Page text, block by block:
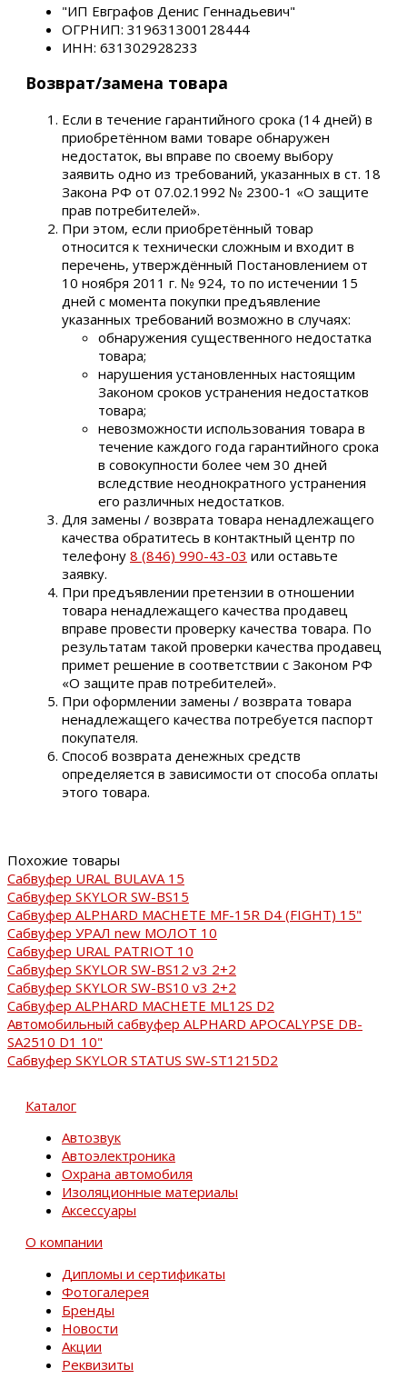
"ИП Евграфов Денис Геннадьевич"
ОГРНИП: 319631300128444
ИНН: 631302928233
Возврат/замена товара
Если в течение гарантийного срока (14 дней) в
приобретённом вами товаре обнаружен
недостаток, вы вправе по своему выбору
заявить одно из требований, указанных в ст. 18
Закона РФ от 07.02.1992 № 2300-1 «О защите
прав потребителей».
При этом, если приобретённый товар
относится к технически сложным и входит в
перечень, утверждённый Постановлением от
10 ноября 2011 г. № 924, то по истечении 15
дней с момента покупки предъявление
указанных требований возможно в случаях:
обнаружения существенного недостатка
товара;
нарушения установленных настоящим
Законом сроков устранения недостатков
товара;
невозможности использования товара в
течение каждого года гарантийного срока
в совокупности более чем 30 дней
вследствие неоднократного устранения
его различных недостатков.
Для замены / возврата товара ненадлежащего
качества обратитесь в контактный центр по
телефону 8 (846) 990-43-03 или оставьте
заявку.
При предъявлении претензии в отношении
товара ненадлежащего качества продавец
вправе провести проверку качества товара. По
результатам такой проверки качества продавец
примет решение в соответствии с Законом РФ
«О защите прав потребителей».
При оформлении замены / возврата товара
ненадлежащего качества потребуется паспорт
покупателя.
Способ возврата денежных средств
определяется в зависимости от способа оплаты
этого товара.
Похожие товары
Сабвуфер URAL BULAVA 15
Сабвуфер SKYLOR SW-BS15
Сабвуфер ALPHARD MACHETE MF-15R D4 (FIGHT) 15"
Сабвуфер УРАЛ new MOЛOT 10
Сабвуфер URAL PATRIOT 10
Сабвуфер SKYLOR SW-BS12 v3 2+2
Сабвуфер SKYLOR SW-BS10 v3 2+2
Сабвуфер ALPHARD MACHETE ML12S D2
Автомобильный сабвуфер ALPHARD APOCALYPSE DB-
SA2510 D1 10"
Сабвуфер SKYLOR STATUS SW-ST1215D2
Каталог
Автозвук
Автоэлектроника
Охрана автомобиля
Изоляционные материалы
Аксессуары
О компании
Дипломы и сертификаты
Фотогалерея
Бренды
Новости
Акции
Реквизиты